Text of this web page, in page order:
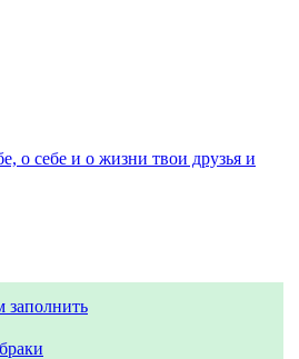
о себе и о жизни твои друзья и
заполнить